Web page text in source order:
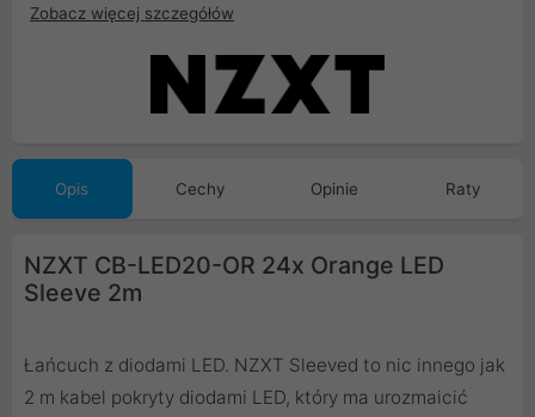
Zobacz więcej szczegółów
Opis Cechy Opinie Raty
NZXT CB-LED20-OR 24x Orange LED
Sleeve 2m
Łańcuch z diodami LED. NZXT Sleeved to nic innego jak
2 m kabel pokryty diodami LED, który ma urozmaicić